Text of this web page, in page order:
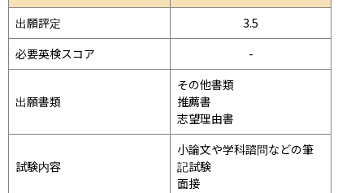
出願評定
3.5
必要英検スコア
-
出願書類
その他書類
推薦書
志望理由書
試験内容
小論文や学科諮問などの筆
記試験
面接